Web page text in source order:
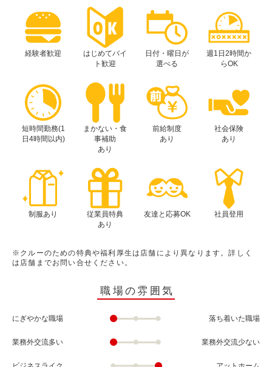
経験者歓迎
はじめてバイ
ト歓迎
日付・曜日が
選べる
週1日2時間か
らOK
短時間勤務(1
日4時間以内)
まかない・食
事補助
あり
前給制度
あり
社会保険
あり
制服あり
従業員特典
あり
友達と応募OK 社員登用
※クルーのための特典や福利厚生は店舗により異なります。詳しく
は店舗までお問い合せください。
職場の雰囲気
にぎやかな職場 落ち着いた職場
業務外交流多い 業務外交流少ない